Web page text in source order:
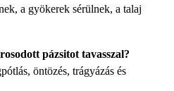
a gyökerek sérülnek, a talaj
pázsitot tavasszal?
öntözés, trágyázás és